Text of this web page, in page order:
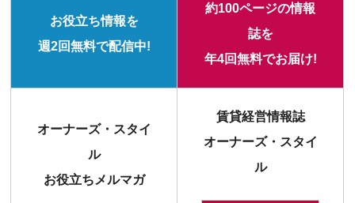
お役立ち情報を
週2回無料で配信中!
約100ページの情報
誌を
年4回無料でお届け!
オーナーズ・スタイ
ル
お役立ちメルマガ
賃貸経営情報誌
オーナーズ・スタイ
ル